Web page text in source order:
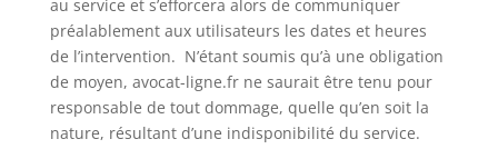
au service et s’efforcera alors de communiquer
préalablement aux utilisateurs les dates et heures
de l’intervention. N’étant soumis qu’à une obligation
de moyen, avocat-ligne.frne saurait être tenu pour
responsable de tout dommage, quelle qu’en soit la
nature, résultant d’une indisponibilité du service.